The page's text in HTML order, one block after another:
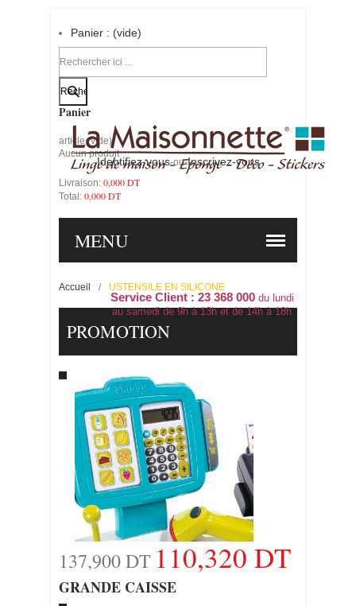
Identifiez-vous-ou-Inscrivez-vous
Panier : (vide)
Votre compte
Panier
article (vide)
Aucun produit
Livraison: 0,000 DT
Total: 0,000 DT
Service Client : 23 368 000du lundi
au samedi de 9h à 13h et de 14h à 18h
MENU
Accueil / USTENSILE EN SILICONE
PROMOTION
137,900 DT 110,320 DT
GRANDE CAISSE